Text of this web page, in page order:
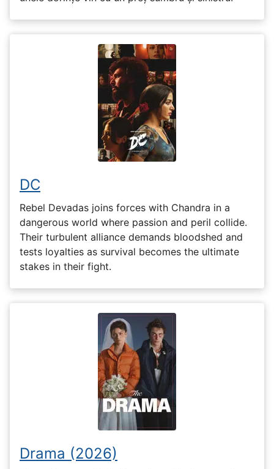
DC
Rebel Devadas joins forces with Chandra in a
dangerous world where passion and peril collide.
Their turbulent alliance demands bloodshed and
tests loyalties as survival becomes the ultimate
stakes in their fight.
Drama (2026)